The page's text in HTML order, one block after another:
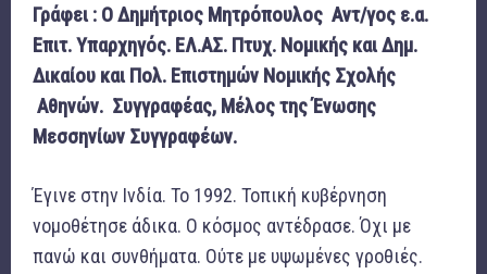
Γράφει : Ο Δημήτριος Μητρόπουλος Αντ/γος ε.α.
Επιτ. Υπαρχηγός. ΕΛ.ΑΣ. Πτυχ. Νομικής και Δημ.
Δικαίου και Πολ. Επιστημών Νομικής Σχολής
Αθηνών. Συγγραφέας, Μέλος της Ένωσης
Μεσσηνίων Συγγραφέων.
Έγινε στην Ινδία. Το 1992. Τοπική κυβέρνηση
νομοθέτησε άδικα. Ο κόσμος αντέδρασε. Όχι με
πανώ και συνθήματα. Ούτε με υψωμένες γροθιές.